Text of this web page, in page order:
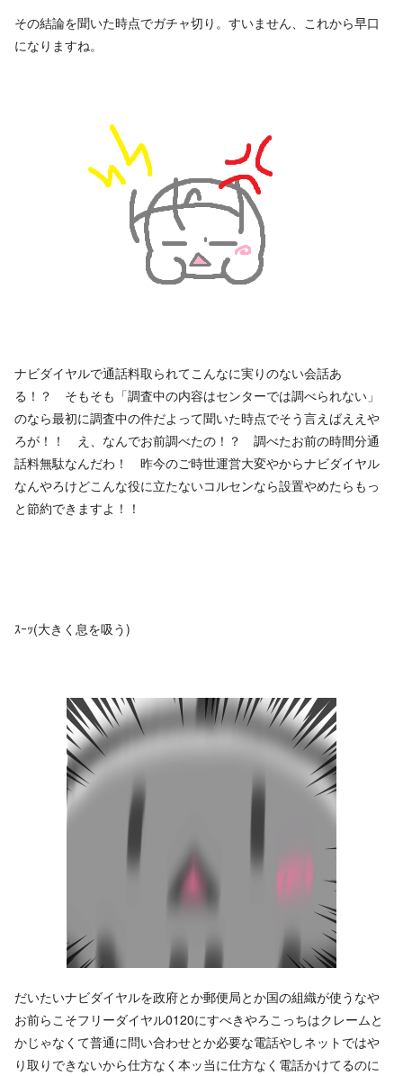
その結論を聞いた時点でガチャ切り。すいません、これから早口
になりますね。
ナビダイヤルで通話料取られてこんなに実りのない会話あ
る！？ そもそも「調査中の内容はセンターでは調べられない」
のなら最初に調査中の件だよって聞いた時点でそう言えばええや
ろが！！ え、なんでお前調べたの！？ 調べたお前の時間分通
話料無駄なんだわ！ 昨今のご時世運営大変やからナビダイヤル
なんやろけどこんな役に立たないコルセンなら設置やめたらもっ
と節約できますよ！！
ｽｰｯ(大きく息を吸う)
だいたいナビダイヤルを政府とか郵便局とか国の組織が使うなや
お前らこそフリーダイヤル0120にすべきやろこっちはクレームと
かじゃなくて普通に問い合わせとか必要な電話やしネットではや
り取りできないから仕方なく本ッ当に仕方なく電話かけてるのに